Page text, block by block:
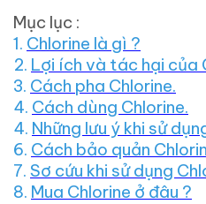
Mục lục :
1. Chlorine là gì ?
2. Lợi ích và tác hại của
3. Cách pha Chlorine.
4. Cách dùng Chlorine.
4. Những lưu ý khi sử
6. Cách bảo quản
7. Sơ cứu khi sử dụng
8. Mua Chlorine ở đâu ?